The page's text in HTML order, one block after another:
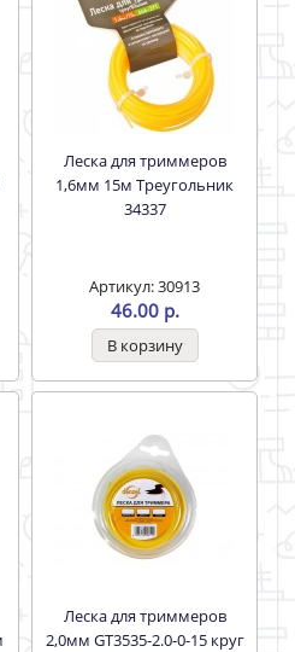
Леска для триммеров
1,6мм 15м Треугольник
34337
Артикул: 30913
46.00 р.
Леска для триммеров